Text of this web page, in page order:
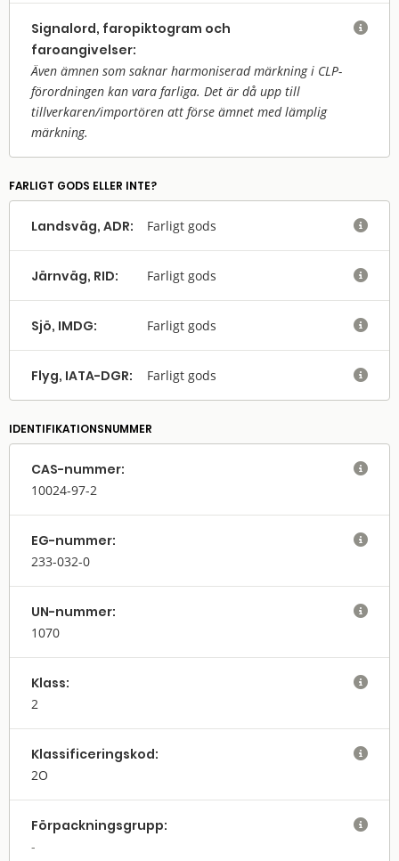
Signalord, faropiktogram och
faroangivelser:
Även ämnen som saknar harmoniserad märkning i CLP-
förordningen kan vara farliga. Det är då upp till
tillverkaren/importören att förse ämnet med lämplig
märkning.

FARLIGT GODS ELLER INTE?
Landsväg, ADR: Farligt gods 
Järnväg, RID: Farligt gods 
Sjö, IMDG: Farligt gods 
Flyg, IATA-DGR: Farligt gods 
IDENTIFIKATIONSNUMMER
CAS-nummer:
10024-97-2

EG-nummer:
233-032-0

UN-nummer:
1070

Klass:
2

Klassifi­cerings­kod:
2O

Förpack­nings­grupp: 